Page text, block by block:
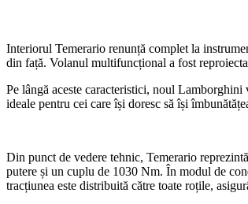
Interiorul Temerario renunță complet la
din față. Volanul multifuncțional a fost
Pe lângă aceste caracteristici, noul
ideale pentru cei care își doresc să își
Din punct de vedere tehnic, Temerario
putere și un cuplu de 1030 Nm. În modul de
tracțiunea este distribuită către toate roțile,